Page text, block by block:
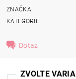
ZNAČKA
KATEGORIE
Dotaz
ZVOLTE